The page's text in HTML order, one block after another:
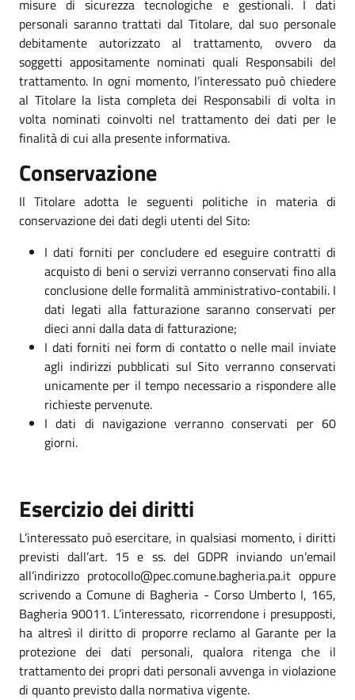
misure di sicurezza tecnologiche e gestionali. I dati
personali saranno trattati dal Titolare, dal suo personale
debitamente autorizzato al trattamento, ovvero da
soggetti appositamente nominati quali Responsabili del
trattamento. In ogni momento, l’interessato può chiedere
al Titolare la lista completa dei Responsabili di volta in
volta nominati coinvolti nel trattamento dei dati per le
finalità di cui alla presente informativa.
Conservazione
Il Titolare adotta le seguenti politiche in materia di
conservazione dei dati degli utenti del Sito:
I dati forniti per concludere ed eseguire contratti di
acquisto di beni o servizi verranno conservati fino alla
conclusione delle formalità amministrativo-contabili. I
dati legati alla fatturazione saranno conservati per
dieci anni dalla data di fatturazione;
I dati forniti nei form di contatto o nelle mail inviate
agli indirizzi pubblicati sul Sito verranno conservati
unicamente per il tempo necessario a rispondere alle
richieste pervenute.
I dati di navigazione verranno conservati per 60
giorni.
Esercizio dei diritti
L’interessato può esercitare, in qualsiasi momento, i diritti
previsti dall’art. 15 e ss. del GDPR inviando un’email
all’indirizzo protocollo@pec.comune.bagheria.pa.it oppure
scrivendo a Comune di Bagheria - Corso Umberto I, 165,
Bagheria 90011. L’interessato, ricorrendone i presupposti,
ha altresì il diritto di proporre reclamo al Garante per la
protezione dei dati personali, qualora ritenga che il
trattamento dei propri dati personali avvenga in violazione
di quanto previsto dalla normativa vigente.